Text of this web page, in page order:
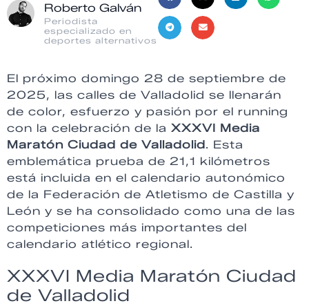
Roberto Galván
Periodista
especializado en
deportes alternativos
El próximo domingo 28 de septiembre de
2025, las calles de Valladolid se llenarán
de color, esfuerzo y pasión por el running
con la celebración de la XXXVI Media
Maratón Ciudad de Valladolid . Esta
emblemática prueba de 21,1 kilómetros
está incluida en el calendario autonómico
de la Federación de Atletismo de Castilla y
León y se ha consolidado como una de las
competiciones más importantes del
calendario atlético regional.
XXXVI Media Maratón Ciudad
de Valladolid